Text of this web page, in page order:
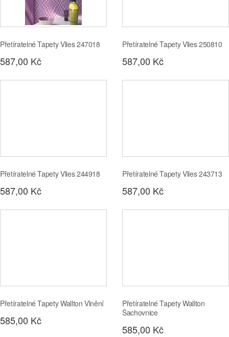
Přetíratelné Tapety Vlies 247018
587,00 Kč
Přetíratelné Tapety Vlies 250810
587,00 Kč
Přetíratelné Tapety Vlies 244918
587,00 Kč
Přetíratelné Tapety Vlies 243713
587,00 Kč
Přetíratelné Tapety Wallton Vlnění
585,00 Kč
Přetíratelné Tapety Wallton
Šachovnice
585,00 Kč